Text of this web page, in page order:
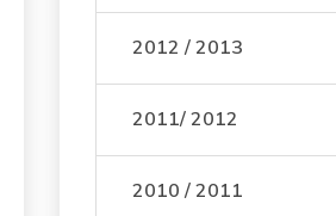
2012 / 2013
2011/ 2012
2010 / 2011